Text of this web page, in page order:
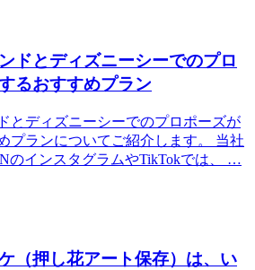
ドとディズニーシーでのプロ
るおすすめプラン
とディズニーシーでのプロポーズが
プランについてご紹介します。 当社
のインスタグラムやTikTokでは、 …
（押し花アート保存）は、い